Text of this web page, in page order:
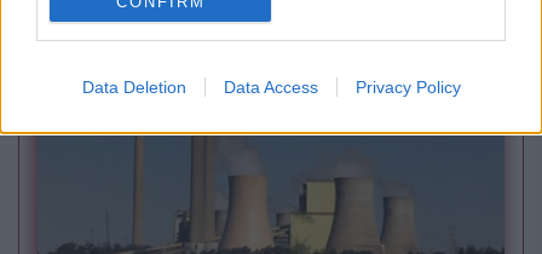
Data Deletion Data Access Privacy Policy
au contat